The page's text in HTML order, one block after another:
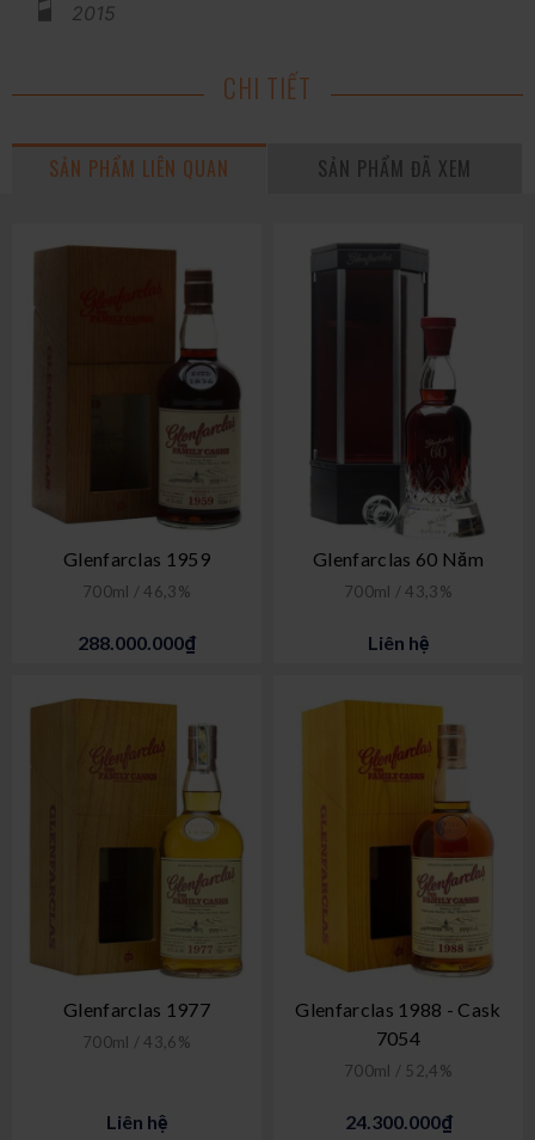
2015
CHI TIẾT
SẢN PHẨM LIÊN QUAN SẢN PHẨM ĐÃ XEM
Glenfarclas 1959
700ml / 46,3%
288.000.000₫
Glenfarclas 60 Năm
700ml / 43,3%
Liên hệ
Glenfarclas 1977
700ml / 43,6%
Liên hệ
Glenfarclas 1988 - Cask
7054
700ml / 52,4%
24.300.000₫